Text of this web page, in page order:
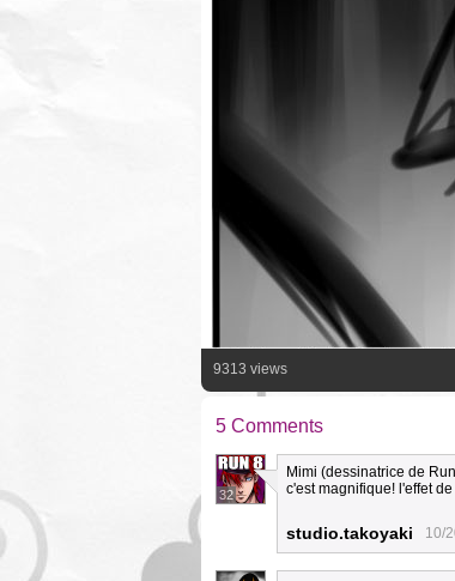
9313 views
5 Comments
32
Mimi (dessinatrice de
c'est magnifique! l'effet
studio.takoyaki 10/